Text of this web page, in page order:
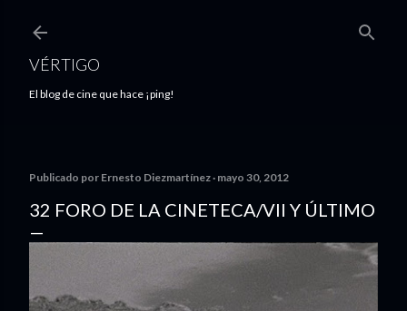
VÉRTIGO
El blog de cine que hace ¡ping!
Publicado por Ernesto Diezmartínez mayo 30, 2012
32 FORO DE LA CINETECA/VII Y ÚLTIMO